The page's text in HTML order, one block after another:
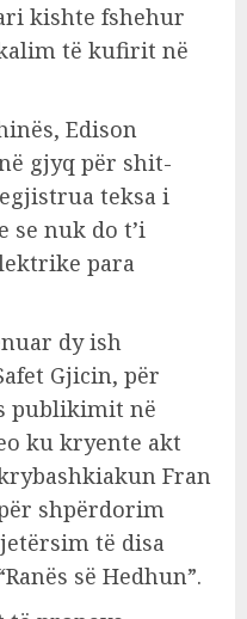
kishte fshehur
të kufirit në
Edison
gjyq për shit-
teksa i
se nuk do t’i
para
dy ish
Gjicin, për
publikimit në
ku kryente akt
Fran
shpërdorim
të disa
së Hedhun”.